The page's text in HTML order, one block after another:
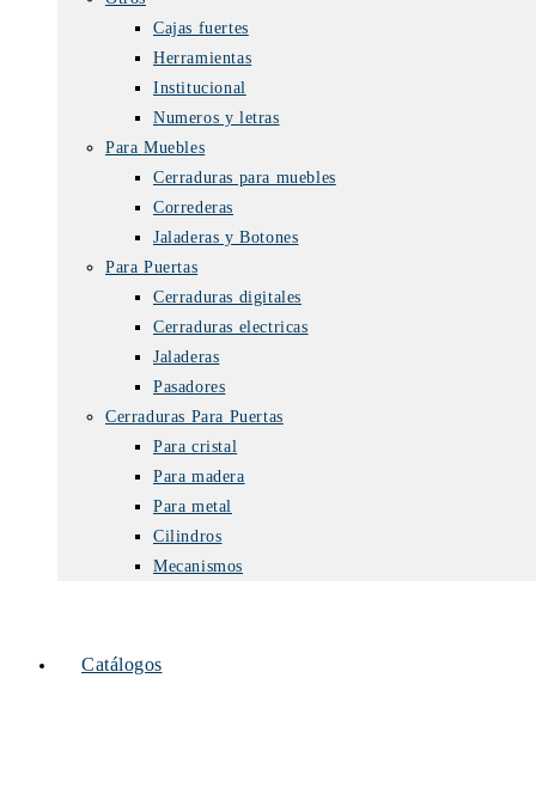
Cajas fuertes
Herramientas
Institucional
Numeros y letras
Para Muebles
Cerraduras para muebles
Correderas
Jaladeras y Botones
Para Puertas
Cerraduras digitales
Cerraduras electricas
Jaladeras
Pasadores
Cerraduras Para Puertas
Para cristal
Para madera
Para metal
Cilindros
Mecanismos
Catálogos